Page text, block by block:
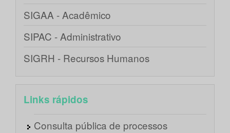
SIGAA - Acadêmico
SIPAC - Administrativo
SIGRH - Recursos Humanos
Links rápidos
Consulta pública de processos